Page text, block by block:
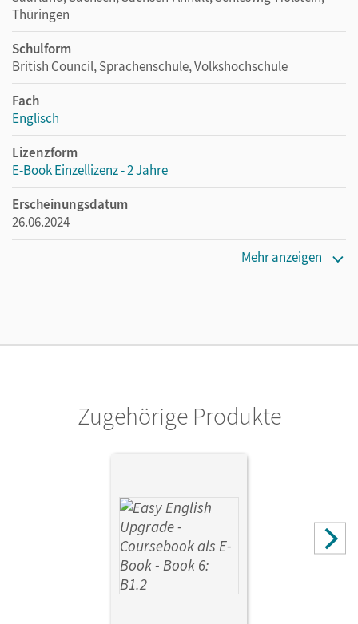
Thüringen
Schulform
British Council, Sprachenschule, Volkshochschule
Fach
Englisch
Lizenzform
E-Book Einzellizenz - 2 Jahre
Erscheinungsdatum
26.06.2024
Cornelsen Verlag
Mehr anzeigen
Zugehörige Produkte